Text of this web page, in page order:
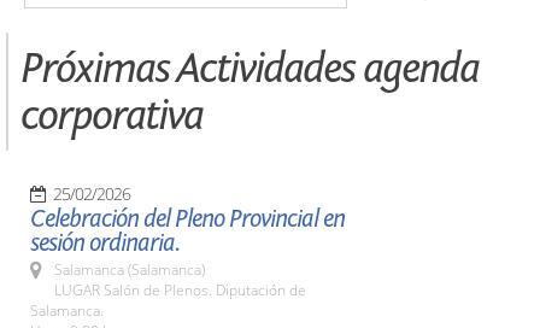
Próximas Actividades agenda
corporativa
25/02/2026
Celebración del Pleno Provincial en
sesión ordinaria.
Salamanca (Salamanca)
LUGAR Salón de Plenos. Diputación de
Salamanca.